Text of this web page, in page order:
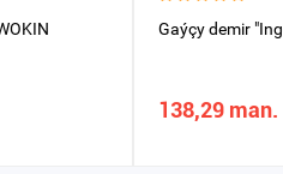
Gaýçy demir
138,29 man.